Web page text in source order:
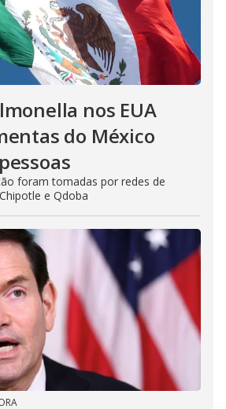
nos EUA
do México
foram tomadas por redes de
e Qdoba